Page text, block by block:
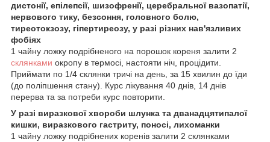
дистонії, епілепсії, шизофренії, церебральної вазопатії,
нервового тику, безсоння, головного болю,
тиреотокзозу, гіпертиреозу, у разі різних нав'язливих
фобіях
1 чайну ложку подрібненого на порошок кореня залити 2
склянками окропу в термосі, настояти ніч, процідити.
Приймати по 1/4 склянки тричі на день, за 15 хвилин до їди
(до поліпшення стану). Курс лікування 40 днів, 14 днів
перерва та за потреби курс повторити.
У разі виразкової хвороби шлунка та дванадцятипалої
кишки, виразкового гастриту, поносі, лихоманки
1 чайну ложку подрібнених коренів залити 2 склянками